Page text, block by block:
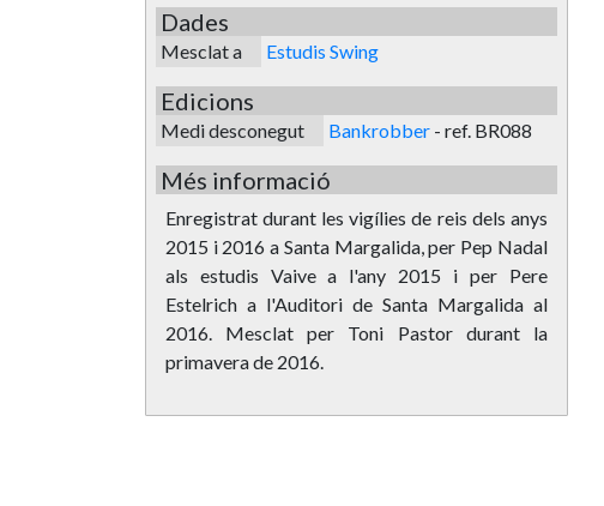
Dades
Mesclat a Estudis Swing
Edicions
Medi desconegut Bankrobber - ref. BR088
Més informació
Enregistrat durant les vigílies de reis dels anys
2015 i 2016 a Santa Margalida, per Pep Nadal
als estudis Vaive a l'any 2015 i per Pere
Estelrich a l'Auditori de Santa Margalida al
2016. Mesclat per Toni Pastor durant la
primavera de 2016.